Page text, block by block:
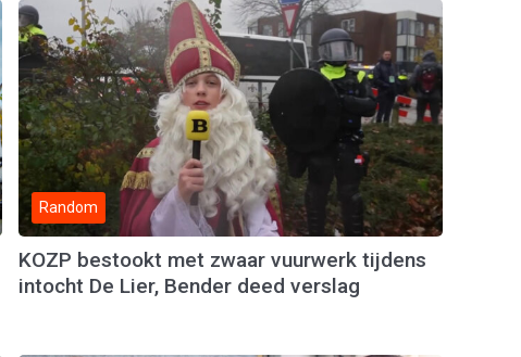
Random
KOZP bestookt met zwaar vuurwerk tijdens
intocht De Lier, Bender deed verslag